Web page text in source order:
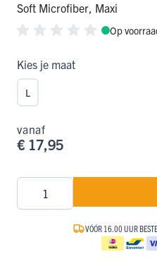
Soft Microfiber, Maxi
Op
Kies je maat
L
vanaf
€ 17,95
VÓÓR 16.00 UUR